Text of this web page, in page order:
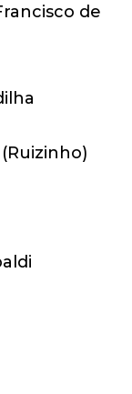
de